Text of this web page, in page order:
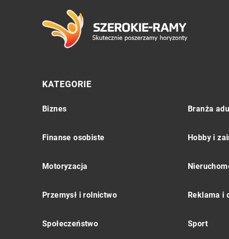
KATEGORIE
Biznes Branża
Finanse osobiste Hobby i
Motoryzacja
Przemysł i rolnictwo Reklama i
Społeczeństwo Sport